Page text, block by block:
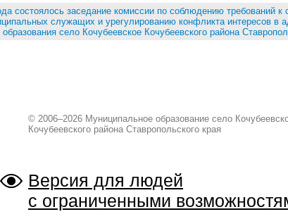
состоялось заседание комиссии по соблюдению требований к
служащих и урегулированию конфликта интересов в
село Кочубеевское Кочубеевского района
© 2006–2026 Муниципальное образование село
Кочубеевского района Ставропольского края
Версия для людей
с ограниченными